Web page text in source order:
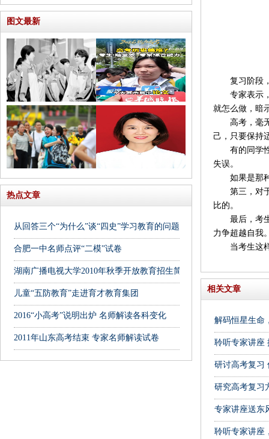
图文最新
热点文章
从回答三个“为什么”谈“四史”学习教育的问题意识
合肥一中名师点评“二模”试卷
湖南广播电视大学2010年秋季开放教育招生简章
儿童“五防教育”走进育才教育集团
2016“小高考”说明出炉 名师解读各科变化
2011年山东高考结束 专家名师解读试卷
复习阶段，
专家表示，
就怎么做，暗
高考，毫无
己，只要保持
有的同学性
失误。
如果是那种
第三，对于
比的。
最后，考生
力争超越自我
当考生这样
相关文章
解码恒星生命
聆听专家讲座
研讨高考复习
研究高考复习
专家讲座送东
聆听专家讲座